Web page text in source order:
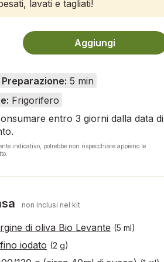
lavati e tagliati!
Aggiungi
Preparazione: 5 min
Frigorifero
entro 3 giorni dalla data di
indicativo, potrebbe non rispecchiare appieno le
non inclusi nel kit
di oliva Bio Levante (5 ml)
iodato (2 g)